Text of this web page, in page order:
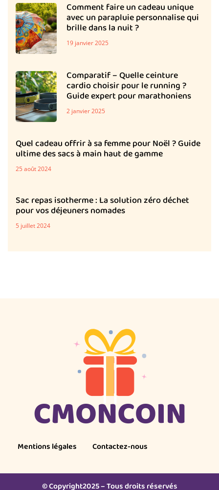
Comment faire un cadeau unique
avec un parapluie personnalise qui
brille dans la nuit ?
19 janvier 2025
Comparatif – Quelle ceinture
cardio choisir pour le running ?
Guide expert pour marathoniens
2 janvier 2025
Quel cadeau offrir à sa femme pour Noël ? Guide
ultime des sacs à main haut de gamme
25 août 2024
Sac repas isotherme : La solution zéro déchet
pour vos déjeuners nomades
5 juillet 2024
Mentions légales Contactez-nous
© Copyright2025 – Tous droits réservés